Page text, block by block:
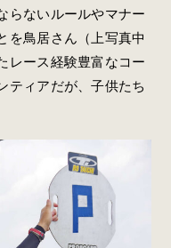
らないルールやマナー
を鳥居さん（上写真中
レース経験豊富なコー
ティアだが、子供たち